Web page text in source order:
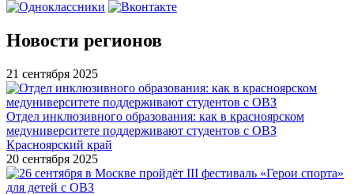
Новости регионов
21 сентября 2025
Отдел инклюзивного образования: как в красноярском
медуниверситете поддерживают студентов с ОВЗ
Красноярский край
20 сентября 2025